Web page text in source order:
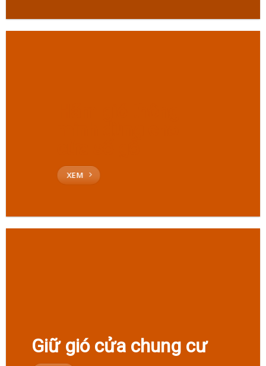
XEM
Giữ gió cửa chung cư